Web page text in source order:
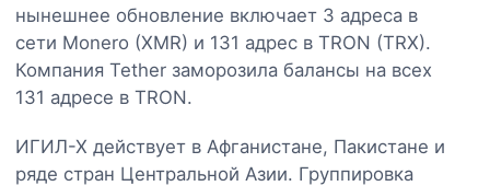
нынешнее обновление включает 3 адреса в
сети Monero (XMR) и 131 адрес в TRON (TRX).
Компания Tether заморозила балансы на всех
131 адресе в TRON.
ИГИЛ-Х действует в Афганистане, Пакистане и
ряде стран Центральной Азии. Группировка